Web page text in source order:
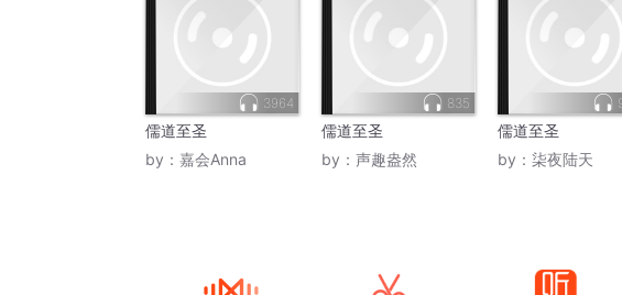
3964
儒道至圣
by： 嘉会Anna
835
儒道至圣
by： 声趣盎然
儒道至圣
by： 柒夜陆天